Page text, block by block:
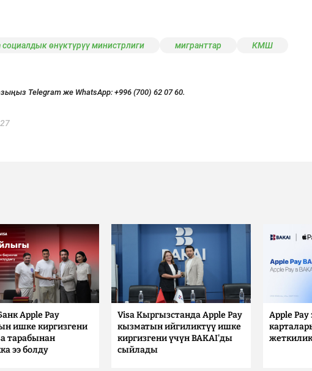
өнүктүрүү министрлиги мигранттар
КМШ
Telegram же WhatsApp:+996 (700) 62 07 60.
Apple Pay
ишке киргизгени
тарабынан
ээ болду
Visa Кыргызстанда Apple Pay
кызматын ийгиликтүү ишке
киргизгени үчүн BAKAI'ды
сыйлады
Apple